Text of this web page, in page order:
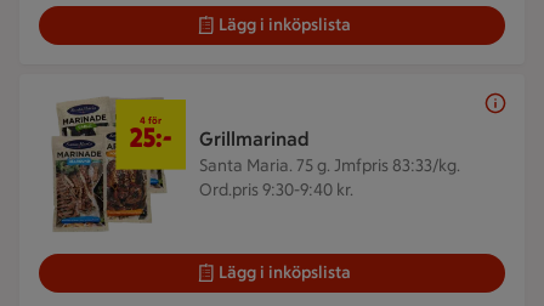
Lägg i inköpslista
Grillmarinad
Santa Maria. 75 g. Jmfpris 83:33/kg.
Ord.pris 9:30-9:40 kr.
4 för 25 kr
4 för
25:-
Lägg i inköpslista